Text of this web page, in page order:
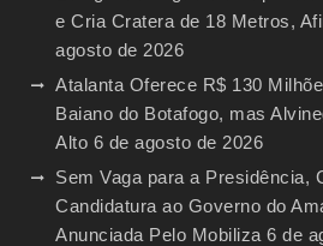
e Cria Cratera de 18 Metros,
agosto de 2026
Atalanta Oferece R$ 130
Baiano do Botafogo, mas
Alto 6 de agosto de 2026
Sem Vaga para a Presidência,
Candidatura ao Governo do
Anunciada Pelo Mobiliza 6 de